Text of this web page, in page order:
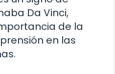
Da Vinci,
de la
en las